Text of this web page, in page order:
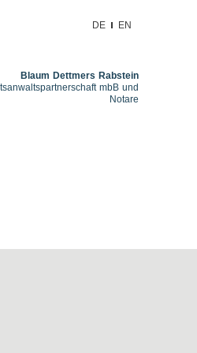
DE EN
Blaum Dettmers Rabstein
mbB und
Notare